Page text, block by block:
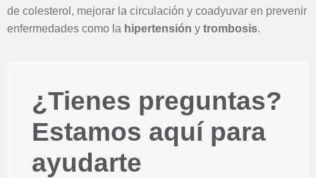
de colesterol, mejorar la circulación y coadyuvar en prevenir
enfermedades como la hipertensión y trombosis.
¿Tienes preguntas?
Estamos aquí para
ayudarte